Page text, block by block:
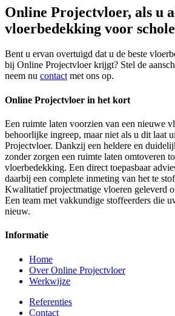
Online Projectvloer, als u
vloerbedekking voor
Bent u ervan overtuigd dat u de beste
bij Online Projectvloer krijgt? Stel de
neem nu contactmet ons op.
Online Projectvloer in het kort
Een ruimte laten voorzien van een nieuwe
behoorlijke ingreep, maar niet als u dit laat
Projectvloer. Dankzij een heldere en
zonder zorgen een ruimte laten omtoveren
vloerbedekking. Een direct toepasbaar
daarbij een complete inmeting van het te
Kwalitatief projectmatige vloeren geleverd
Een team met vakkundige stoffeerders die
nieuw.
Informatie
Home
Over Online Projectvloer
Werkwijze
Referenties
Contact